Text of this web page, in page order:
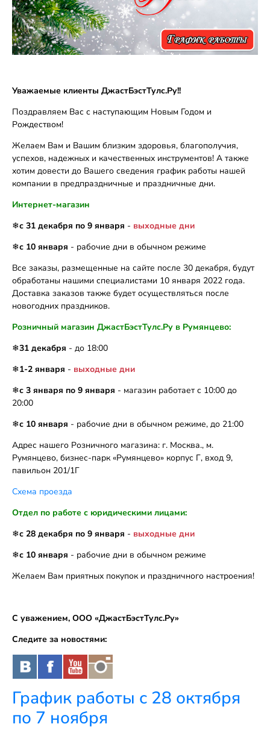
Уважаемые клиенты ДжастБэстТулс.Ру!!
Поздравляем Вас с наступающим Новым Годом и
Рождеством!
Желаем Вам и Вашим близким здоровья, благополучия,
успехов, надежных и качественных инструментов! А также
хотим довести до Вашего сведения график работы нашей
компании в предпраздничные и праздничные дни.
Интернет-магазин
❄с 31 декабря по 9 января - выходные дни
❄с 10 января - рабочие дни в обычном режиме
Все заказы, размещенные на сайте после 30 декабря, будут
обработаны нашими специалистами 10 января 2022 года.
Доставка заказов также будет осуществляться после
новогодних праздников.
Розничный магазин ДжастБэстТулс.Ру в Румянцево:
❄31 декабря - до 18:00
❄1-2 января - выходные дни
❄с 3 января по 9 января - магазин работает с 10:00 до
20:00
❄с 10 января - рабочие дни в обычном режиме, до 21:00
Адрес нашего Розничного магазина: г. Москва., м.
Румянцево, бизнес-парк «Румянцево» корпус Г, вход 9,
павильон 201/1Г
Схема проезда
Отдел по работе с юридическими лицами:
❄с 28 декабря по 9 января - выходные дни
❄с 10 января - рабочие дни в обычном режиме
Желаем Вам приятных покупок и праздничного настроения!
С уважением, ООО «ДжастБэстТулс.Ру»
Следите за новостями:
График работы с 28 октября
по 7 ноября